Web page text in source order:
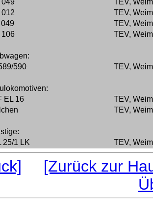
049
TEV,
012
TEV,
TEV,
106
TEV,
590
TEV,
EL 16
TEV,
TEV,
25/1 LK
TEV,
[Zurück zur